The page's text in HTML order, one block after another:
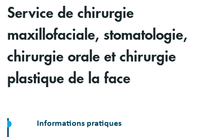
Service de chirurgie
maxillofaciale, stomatologie,
chirurgie orale et chirurgie
plastique de la face
Informations pratiques